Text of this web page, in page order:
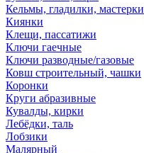
Кельмы, гладилки, мастерки
Киянки
Клещи, пассатижи
Ключи гаечные
Ключи разводные/газовые
Ковш строительный, чашки
Коронки
Круги абразивные
Кувалды, кирки
Лебёдки, таль
Лобзики
Малярный